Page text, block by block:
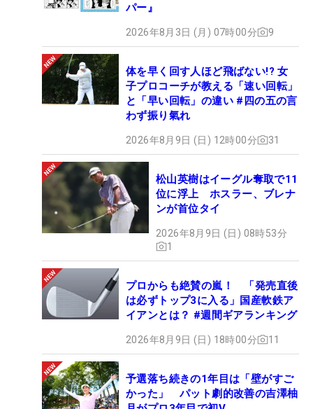
パー』
2026年8月3日 (月) 07時00分 9
体を早く回す人ほど飛ばない!? 女
子プロコーチが教える「速い回転」
と「早い回転」の違い #四の五の言
わず振り氣れ
2026年8月9日 (日) 12時00分 31
松山英樹はイーグル奪取で11
位に浮上 ホスラー、ブレナ
ンが首位タイ
2026年8月9日 (日) 08時53分
1
プロからも絶賛の嵐！ 「発売直後
は必ずトップ3に入る」国産軟鉄ア
イアンとは？ #週間ギアランキング
2026年8月9日 (日) 18時00分 11
予選落ち続きの1年目は「壁がすご
かった」 パット劇的改善の吉澤柚